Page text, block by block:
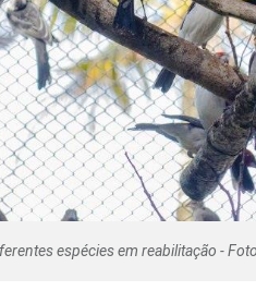
espécies em reabilitação -